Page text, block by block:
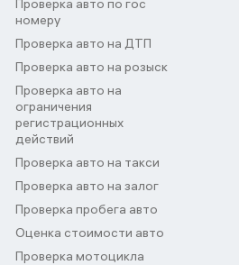
Проверка авто по гос
номеру
Проверка авто на ДТП
Проверка авто на розыск
Проверка авто на
ограничения
регистрационных
действий
Проверка авто на такси
Проверка авто на залог
Проверка пробега авто
Оценка стоимости авто
Проверка мотоцикла